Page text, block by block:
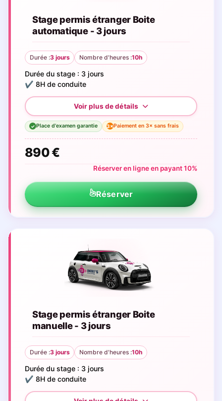
Stage permis étranger Boite
automatique - 3 jours
Durée :3 jours Nombre d'heures :10h
Durée du stage : 3 jours
✔️ 8H de conduite
✓ Place d'examen garantie 3×Paiement en 3× sans frais
890 €
Réserver en ligne en payant 10%
Réserver
Stage permis étranger Boite
manuelle - 3 jours
Durée :3 jours Nombre d'heures :10h
Durée du stage : 3 jours
✔️ 8H de conduite